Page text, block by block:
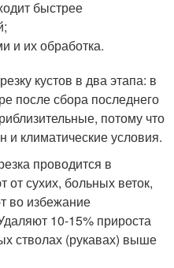
быстрее
и их обработка.
кустов в два этапа: в
после сбора последнего
потому что
и климатические условия.
проводится в
сухих, больных веток,
во избежание
10-15% прироста
стволах (рукавах) выше